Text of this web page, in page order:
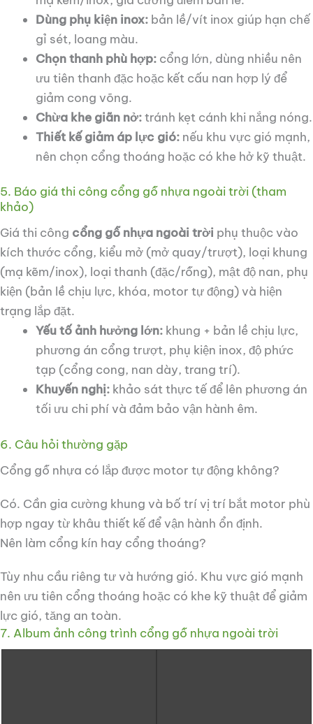
Dùng phụ kiện inox: bản lề/vít inox giúp hạn chế
gỉ sét, loang màu.
Chọn thanh phù hợp: cổng lớn, dùng nhiều nên
ưu tiên thanh đặc hoặc kết cấu nan hợp lý để
giảm cong võng.
Chừa khe giãn nở:tránh kẹt cánh khi nắng nóng.
Thiết kế giảm áp lực gió: nếu khu vực gió mạnh,
nên chọn cổng thoáng hoặc có khe hở kỹ thuật.
5. Báo giá thi công cổng gỗ nhựa ngoài trời (tham
khảo)
Giá thi công cổng gỗ nhựa ngoài trời phụ thuộc vào
kích thước cổng, kiểu mở (mở quay/trượt), loại khung
(mạ kẽm/inox), loại thanh (đặc/rỗng), mật độ nan, phụ
kiện (bản lề chịu lực, khóa, motor tự động) và hiện
trạng lắp đặt.
Yếu tố ảnh hưởng lớn: khung + bản lề chịu lực,
phương án cổng trượt, phụ kiện inox, độ phức
tạp (cổng cong, nan dày, trang trí).
Khuyến nghị: khảo sát thực tế để lên phương án
tối ưu chi phí và đảm bảo vận hành êm.
6. Câu hỏi thường gặp
Cổng gỗ nhựa có lắp được motor tự động không?
Có. Cần gia cường khung và bố trí vị trí bắt motor phù
hợp ngay từ khâu thiết kế để vận hành ổn định.
Nên làm cổng kín hay cổng thoáng?
Tùy nhu cầu riêng tư và hướng gió. Khu vực gió mạnh
nên ưu tiên cổng thoáng hoặc có khe kỹ thuật để giảm
lực gió, tăng an toàn.
7. Album ảnh công trình cổng gỗ nhựa ngoài trời